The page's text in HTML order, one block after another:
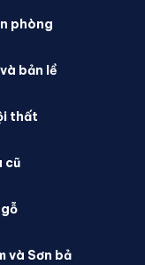
phòng
bản lề
thất
cũ
và Sơn bả